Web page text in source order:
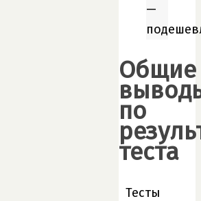
—
Общие
по
теста
Тесты